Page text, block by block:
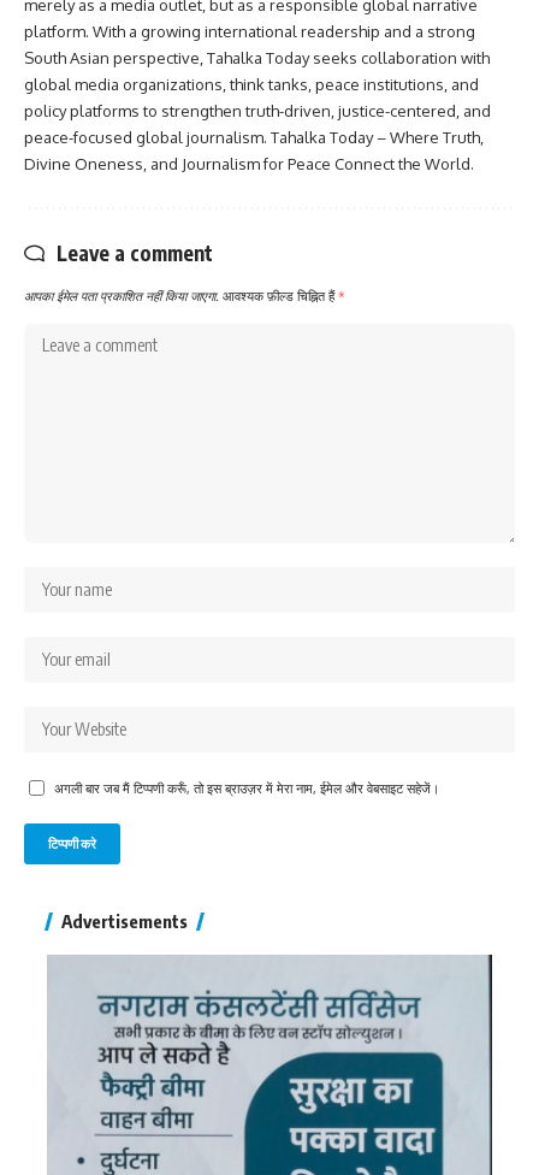
merely as a media outlet, but as a responsible global narrative
platform. With a growing international readership and a strong
South Asian perspective, Tahalka Today seeks collaboration with
global media organizations, think tanks, peace institutions, and
policy platforms to strengthen truth-driven, justice-centered, and
peace-focused global journalism. Tahalka Today – Where Truth,
Divine Oneness, and Journalism for Peace Connect the World.
Leave a comment
आपका ईमेल पता प्रकाशित नहीं किया जाएगा. आवश्यक फ़ील्ड चिह्नित हैं*
अगली बार जब मैं टिप्पणी करूँ, तो इस ब्राउज़र में मेरा नाम, ईमेल और वेबसाइट सहेजें।
Advertisements